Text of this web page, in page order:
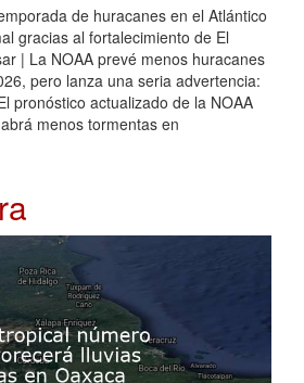
de huracanes en el Atlántico
gracias al fortalecimiento de El
| La NOAA prevé menos huracanes
pero lanza una seria advertencia:
pronóstico actualizado de la NOAA
menos tormentas en